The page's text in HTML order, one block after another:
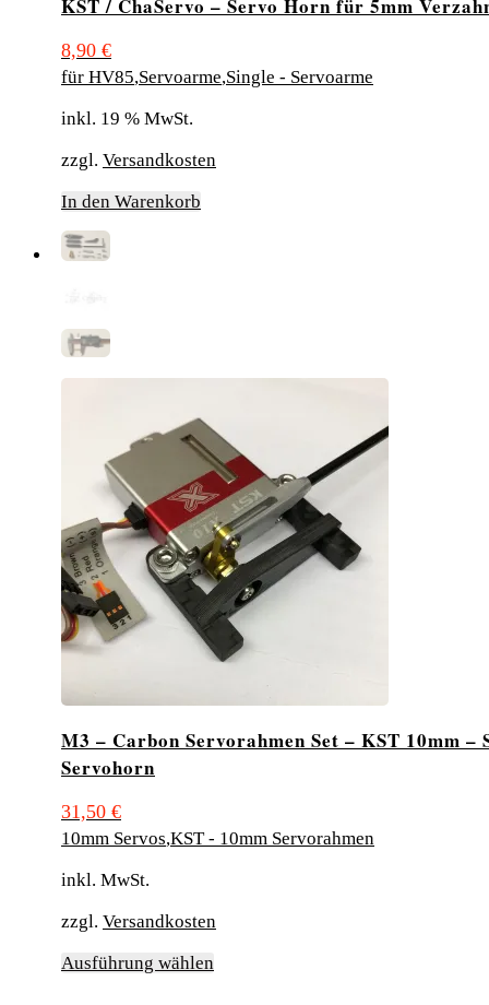
KST / ChaServo – Servo Horn für 5mm
8,90 €
für HV85,Servoarme,Single - Servoarme
inkl. 19 % MwSt.
zzgl. Versandkosten
In den Warenkorb
M3 – Carbon Servorahmen Set – KST 10mm –
Servohorn
31,50 €
10mm Servos,KST - 10mm Servorahmen
inkl. MwSt.
zzgl. Versandkosten
Ausführung wählen